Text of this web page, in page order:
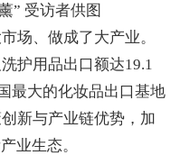
” 受访者供图
、做成了大产业。
护用品出口额达19.1
最大的化妆品出口基地
新与产业链优势，加
业生态。